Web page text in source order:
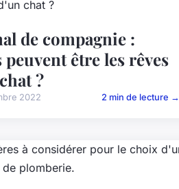
de compagnie :
peuvent être les rêves
?
2022 2 min de lecture →